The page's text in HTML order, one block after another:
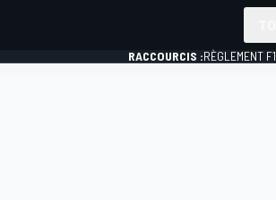
RACCOURCIS :RÈGLEMENT